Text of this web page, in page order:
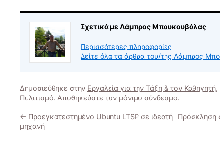
Σχετικά με Λάμπρος Μπουκουβάλας
Περισσότερες πληροφορίες
Δείτε όλα τα άρθρα του/της Λάμπρος
Δημοσιεύθηκε στην Εργαλεία για την Τάξη & τον Καθηγητή,
Πολιτισμό. Αποθηκεύστε τον μόνιμο σύνδεσμο.
← Προεγκατεστημένο Ubuntu LTSP σε ιδεατή
μηχανή
Πρόσκληση